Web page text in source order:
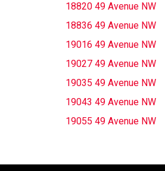
18820 49 Avenue NW
18836 49 Avenue NW
19016 49 Avenue NW
19027 49 Avenue NW
19035 49 Avenue NW
19043 49 Avenue NW
19055 49 Avenue NW